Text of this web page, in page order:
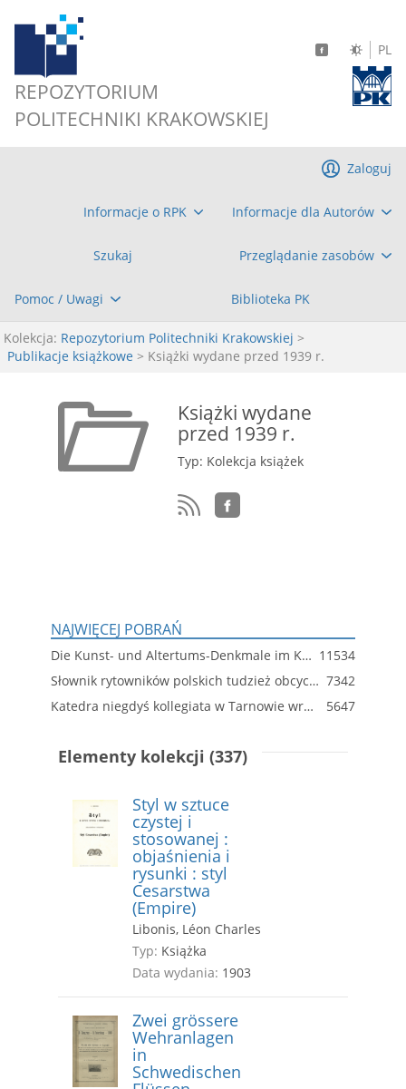
REPOZYTORIUM
POLITECHNIKI KRAKOWSKIEJ
PL
Informacje o RPK Informacje dla Autorów
Szukaj Przeglądanie zasobów
Pomoc / Uwagi Biblioteka PK
Zaloguj
Kolekcja: Repozytorium Politechniki Krakowskiej >
Publikacje książkowe > Książki wydane przed 1939 r.
Książki wydane
przed 1939 r.
Typ: Kolekcja książek
NAJWIĘCEJ POBRAŃ
Die Kunst- und Altertums-Denkmale im Königreich Württemberg. Bd. 3, Jagstkreis (Ergänzungen) 11534
Słownik rytowników polskich tudzież obcych w Polsce osiadłych lub czasowo w niej pracujących 7342
Katedra niegdyś kollegiata w Tarnowie wraz z krótką wzmianką o innych kościołach tarnowskich : szkic historyczny na pamiątkę 500. rocznicy istnienia tegoż kościoła
5647
Elementy kolekcji (337)
Styl w sztuce
czystej i
stosowanej :
objaśnienia i
rysunki : styl
Cesarstwa
(Empire)
Libonis, Léon Charles
Typ: Książka
Data wydania: 1903
Zwei grössere
Wehranlagen
in
Schwedischen